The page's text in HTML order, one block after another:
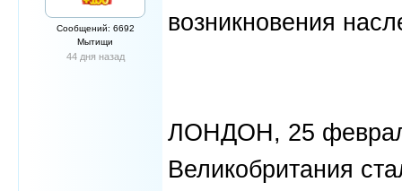
Сообщений: 6692
Мытищи
44 дня назад
возникновения
ЛОНДОН, 25
Великобритания